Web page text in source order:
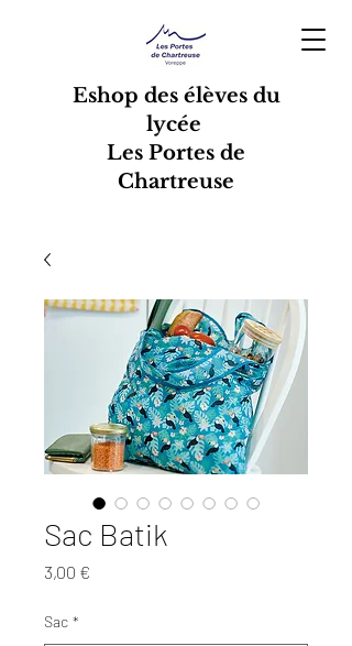
Eshop des élèves du
lycée
Les Portes de
Chartreuse
Sac Batik
3,00 €
Sac *